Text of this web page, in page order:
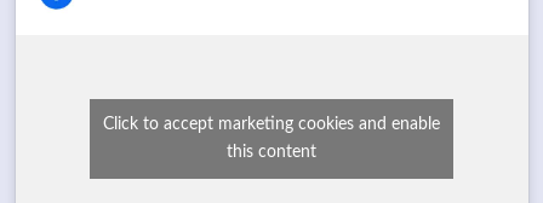
Click to accept marketing cookies and enable
this content